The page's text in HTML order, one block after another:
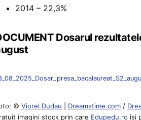
2014 – 22,3%
Dosarul
© Viorel Dudau Dreamstime.com /
imagini stock prin care Edupedu.ro îşi